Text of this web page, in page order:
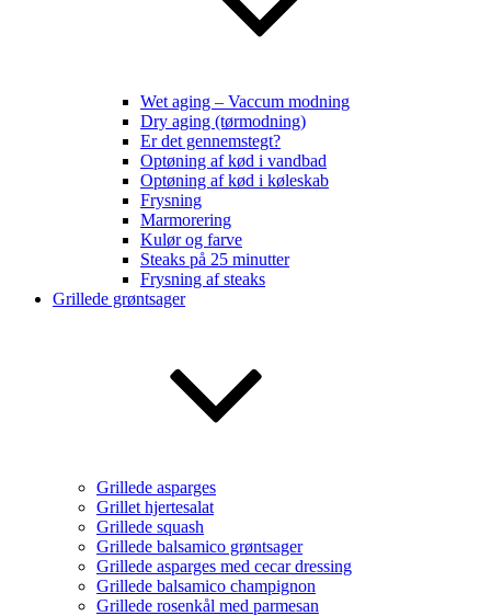
Wet aging – Vaccum modning
Dry aging (tørmodning)
Er det gennemstegt?
Optøning af kød i vandbad
Optøning af kød i køleskab
Frysning
Marmorering
Kulør og farve
Steaks på 25 minutter
Frysning af steaks
Grillede grøntsager
Grillede asparges
Grillet hjertesalat
Grillede squash
Grillede balsamico grøntsager
Grillede asparges med cecar dressing
Grillede balsamico champignon
Grillede rosenkål med parmesan